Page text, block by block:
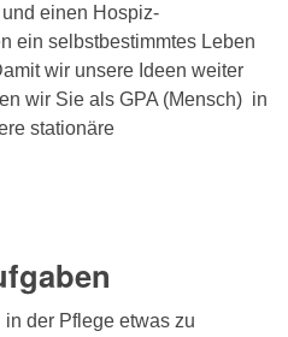
einen Hospiz-
ein selbstbestimmtes Leben
wir unsere Ideen weiter
wir Sie als GPA (Mensch) in
stationäre
der Pflege etwas zu